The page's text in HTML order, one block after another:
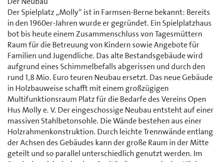
Der Spielplatz „Molly“ ist in Farmsen-Berne bekannt: Bereits
in den 1960er-Jahren wurde er gegründet. Ein Spielplatzhaus
bot bis heute einem Zusammenschluss von Tagesmüttern
Raum für die Betreuung von Kindern sowie Angebote für
Familien und Jugendliche. Das alte Bestandsgebäude wird
aufgrund eines Schimmelbefalls abgerissen und durch den
rund 1,8 Mio. Euro teuren Neubau ersetzt. Das neue Gebäude
in Holzbauweise schafft mit einem großzügigen
Multifunktionsraum Platz für die Bedarfe des Vereins Open
Hus Molly e. V. Der eingeschossige Neubau entsteht auf einer
massiven Stahlbetonsohle. Die Wände bestehen aus einer
Holzrahmenkonstruktion. Durch leichte Trennwände entlang
der Achsen des Gebäudes kann der große Raum in der Mitte
geteilt und so parallel unterschiedlich genutzt werden. Im